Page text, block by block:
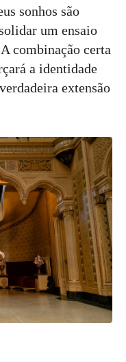
sonhos são
um ensaio
combinação certa
a identidade
extensão